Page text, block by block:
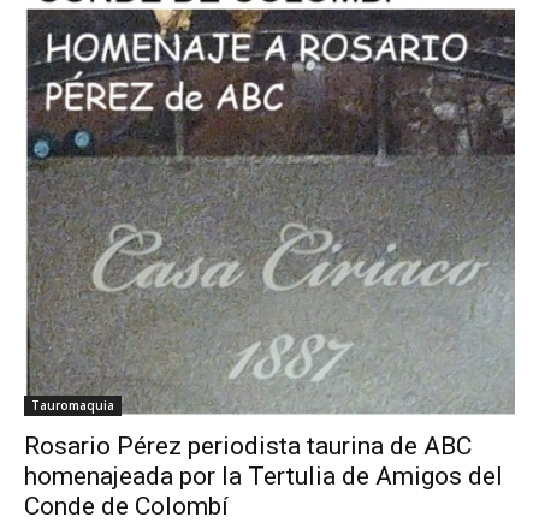
Tauromaquia
Rosario Pérez periodista taurina de ABC
homenajeada por la Tertulia de Amigos del
Conde de Colombí